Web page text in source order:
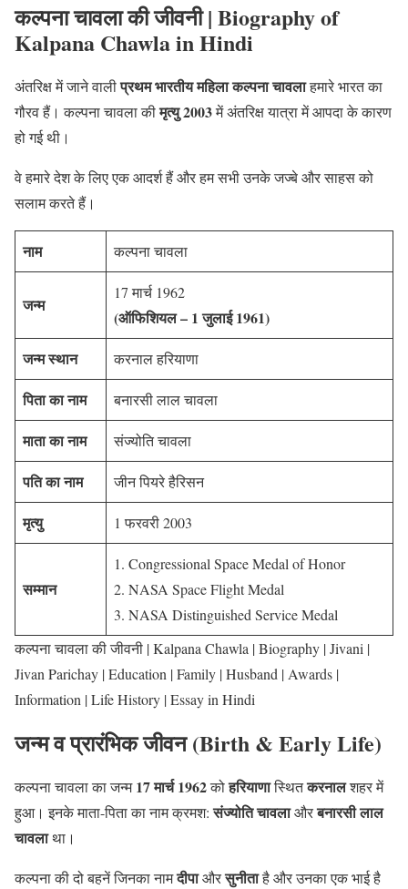
कल्पना चावला की जीवनी | Biography of
Kalpana Chawla in Hindi
अंतरिक्ष में जाने वालीप्रथम भारतीय महिलाकल्पना चावलाहमारे भारत का
गौरव हैं। कल्पना चावला कीमृत्यु 2003में अंतरिक्ष यात्रा में आपदा के कारण
हो गई थी।
वे हमारे देश के लिए एक आदर्श हैं और हम सभी उनके जज्बे और साहस को
सलाम करते हैं।
नाम कल्पना चावला
जन्म
17 मार्च 1962
(ऑफिशियल – 1 जुलाई 1961)
जन्म स्थान
करनाल हरियाणा
पिता का नाम बनारसी लाल चावला
माता का नाम संज्योति चावला
पति का नाम जीन पियरे हैरिसन
मृत्यु 1 फरवरी 2003
सम्मान
1. Congressional Space Medal of Honor
2. NASA Space Flight Medal
3. NASA Distinguished Service Medal
कल्पना चावला की जीवनी | Kalpana Chawla | Biography | Jivani |
Jivan Parichay | Education | Family | Husband | Awards |
Information | Life History | Essay in Hindi
जन्म व प्रारंभिक जीवन(Birth & Early Life)
कल्पना चावला का जन्म17 मार्च 1962कोहरियाणास्थितकरनालशहर में
हुआ। इनके माता-पिता का नाम क्रमश:संज्योति चावलाऔरबनारसी लाल
चावलाथा।
कल्पना की दो बहनें जिनका नामदीपाऔरसुनीताहै और उनका एक भाई है